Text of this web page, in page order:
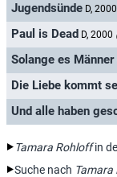
Jugendsünde D, 2000
Paul is Dead D, 2000
Solange es
Die Liebe kommt
Und alle haben
Tamara Rohloffin
Suche nach Tamara